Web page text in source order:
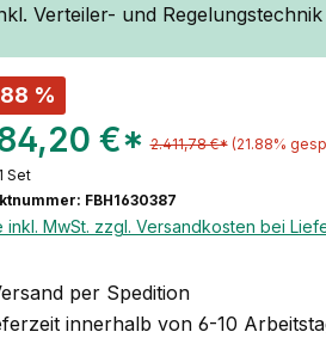
Verteiler- und Regelungstechnik
%
€* 2.411,78 €* (21.88%
1 Set
FBH1630387
inkl. MwSt. zzgl. Versandkosten bei
per Spedition
innerhalb von 6-10